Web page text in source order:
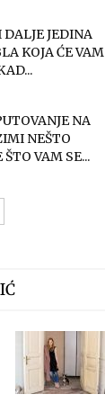
DALJE JEDINA
KOJA ĆE VAM
NA
NEŠTO
ŠTO VAM SE...